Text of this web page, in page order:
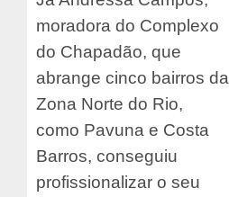
moradora do Complexo
do Chapadão, que
abrange cinco bairros da
Zona Norte do Rio,
como Pavuna e Costa
Barros, conseguiu
profissionalizar o seu